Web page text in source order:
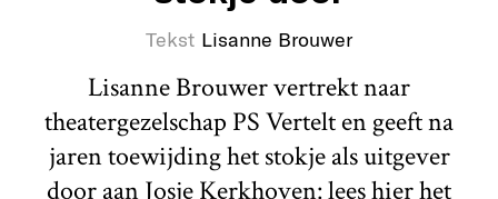
Tekst Lisanne Brouwer
Lisanne Brouwer vertrekt naar
theatergezelschap PS Vertelt en geeft na
jaren toewijding het stokje als uitgever
door aan Josje Kerkhoven: lees hier het